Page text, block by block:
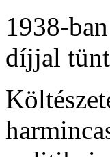
1938-
díjjal